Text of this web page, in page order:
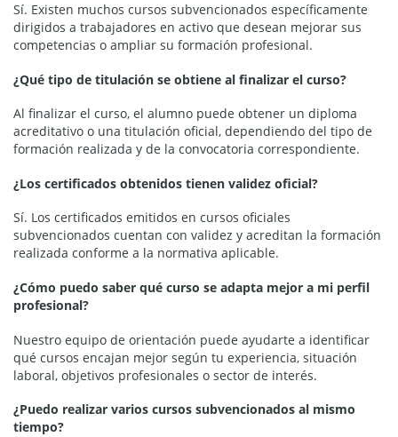
Sí. Existen muchos cursos subvencionados específicamente
dirigidos a trabajadores en activo que desean mejorar sus
competencias o ampliar su formación profesional.
¿Qué tipo de titulación se obtiene al finalizar el curso?
Al finalizar el curso, el alumno puede obtener un diploma
acreditativo o una titulación oficial, dependiendo del tipo de
formación realizada y de la convocatoria correspondiente.
¿Los certificados obtenidos tienen validez oficial?
Sí. Los certificados emitidos en cursos oficiales
subvencionados cuentan con validez y acreditan la formación
realizada conforme a la normativa aplicable.
¿Cómo puedo saber qué curso se adapta mejor a mi perfil
profesional?
Nuestro equipo de orientación puede ayudarte a identificar
qué cursos encajan mejor según tu experiencia, situación
laboral, objetivos profesionales o sector de interés.
¿Puedo realizar varios cursos subvencionados al mismo
tiempo?